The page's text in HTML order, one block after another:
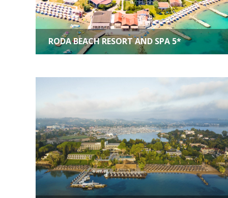
RODA BEACH RESORT AND SPA 5*